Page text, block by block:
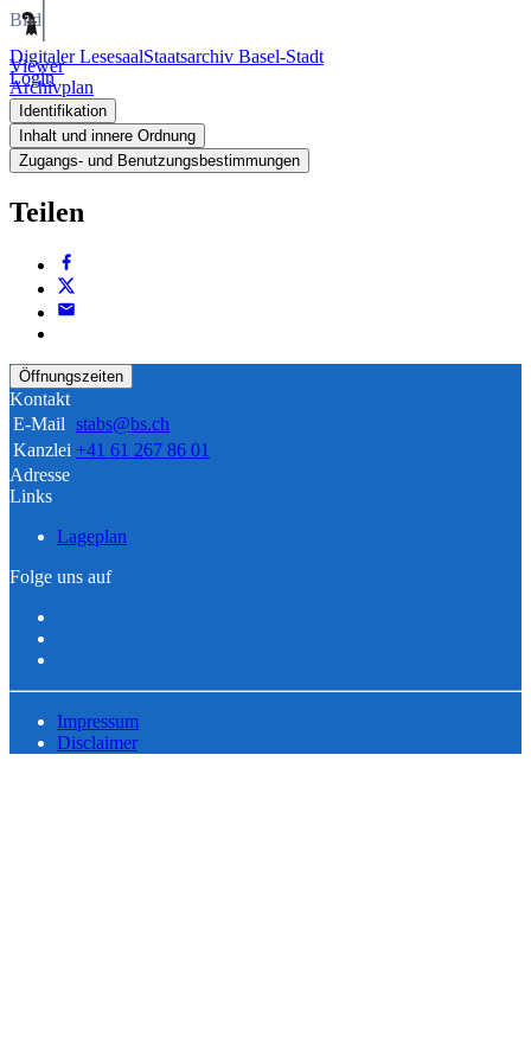
Digitaler LesesaalStaatsarchiv Basel-Stadt
Login
Bild
Viewer
Archivplan
Identifikation
Inhalt und innere Ordnung
Zugangs- und Benutzungsbestimmungen
Teilen
Öffnungszeiten
Kontakt
E-Mail stabs@bs.ch
Kanzlei +41 61 267 86 01
Adresse
Links
Lageplan
Folge uns auf
Impressum
Disclaimer